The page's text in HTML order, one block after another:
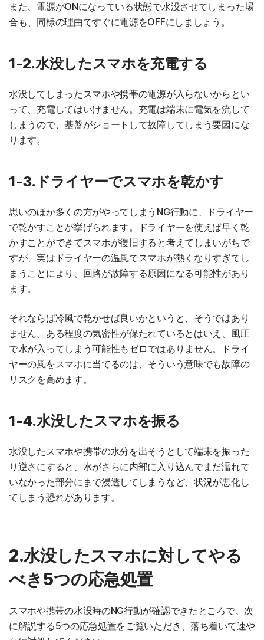
また、電源がONになっている状態で水没させてしまった場
合も、同様の理由ですぐに電源をOFFにしましょう。
1-2.水没したスマホを充電する
水没してしまったスマホや携帯の電源が入らないからとい
って、充電してはいけません。充電は端末に電気を流して
しまうので、基盤がショートして故障してしまう要因にな
ります。
1-3.ドライヤーでスマホを乾かす
思いのほか多くの方がやってしまうNG行動に、ドライヤー
で乾かすことが挙げられます。ドライヤーを使えば早く乾
かすことができてスマホが復旧すると考えてしまいがちで
すが、実はドライヤーの温風でスマホが熱くなりすぎてし
まうことにより、回路が故障する原因になる可能性があり
ます。
それならば冷風で乾かせば良いかというと、そうではあり
ません。ある程度の気密性が保たれているとはいえ、風圧
で水が入ってしまう可能性もゼロではありません。ドライ
ヤーの風をスマホに当てるのは、そういう意味でも故障の
リスクを高めます。
1-4.水没したスマホを振る
水没したスマホや携帯の水分を出そうとして端末を振った
り逆さにすると、水がさらに内部に入り込んでまだ濡れて
いなかった部分にまで浸透してしまうなど、状況が悪化し
てしまう恐れがあります。
2.水没したスマホに対してやる
べき5つの応急処置
スマホや携帯の水没時のNG行動が確認できたところで、次
に解説する5つの応急処置をご覧いただき、落ち着いて速や